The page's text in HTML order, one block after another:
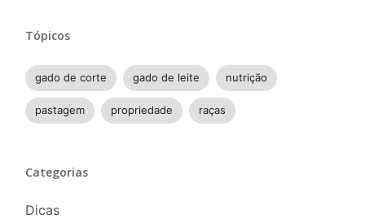
Tópicos
gado de corte gado de leite nutrição
pastagem propriedade raças
Categorias
Dicas